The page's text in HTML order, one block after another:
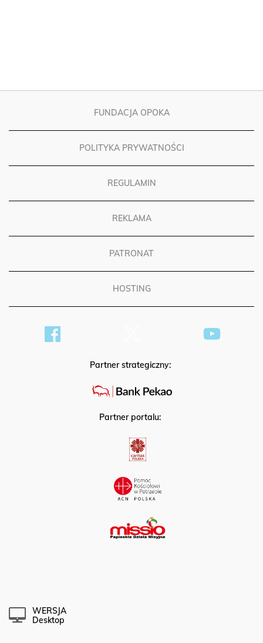
FUNDACJA OPOKA
POLITYKA PRYWATNOŚCI
REGULAMIN
REKLAMA
PATRONAT
HOSTING
Partner strategiczny:
Partner portalu:
WERSJA
Desktop